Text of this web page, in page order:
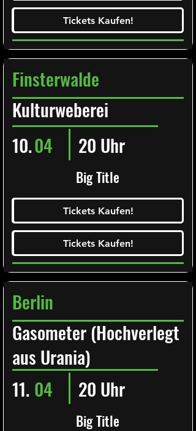
Tickets Kaufen!
Tickets Kaufen!
Finsterwalde
Kulturweberei
Big Title
10.04 20 Uhr
Tickets Kaufen!
Ticketalarm abonieren!
Tickets Kaufen!
Tickets Kaufen!
Tickets Kaufen!
Berlin
Gasometer (Hochverlegt
aus Urania)
Big Title
11. 04 20 Uhr